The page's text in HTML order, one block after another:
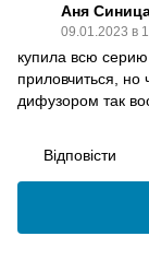
Аня
09.01.2023 в
купила всю
приловчиться, но
дифузором так
Відповісти